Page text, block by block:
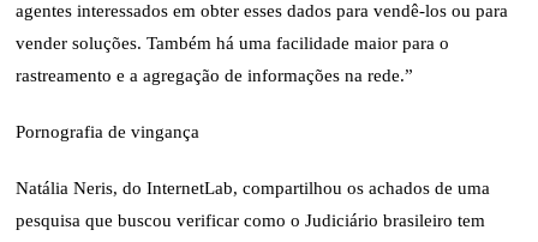
agentes interessados em obter esses dados para vendê-los ou para
vender soluções. Também há uma facilidade maior para o
rastreamento e a agregação de informações na rede.”
Pornografia de vingança
Natália Neris, do InternetLab, compartilhou os achados de uma
pesquisa que buscou verificar como o Judiciário brasileiro tem